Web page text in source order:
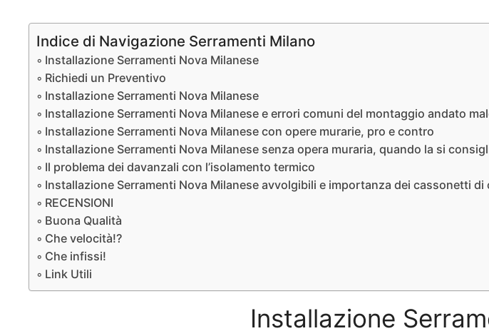
Indice di Navigazione Serramenti Milano
Installazione Serramenti Nova Milanese
Richiedi un Preventivo
Installazione Serramenti Nova Milanese
Installazione Serramenti Nova Milanese e errori comuni del montaggio andato
Installazione Serramenti Nova Milanese con opere murarie, pro e contro
Installazione Serramenti Nova Milanese senza opera muraria, quando la si
Il problema dei davanzali con l’isolamento termico
Installazione Serramenti Nova Milanese avvolgibili e importanza dei cassonetti
RECENSIONI
Buona Qualità
Che velocità!?
Che infissi!
Link Utili
Installazione